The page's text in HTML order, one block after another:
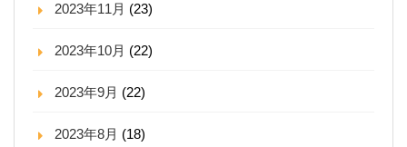
2023年11月 (23)
2023年10月 (22)
2023年9月 (22)
2023年8月 (18)